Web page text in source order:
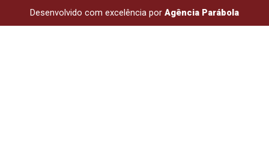
Desenvolvido com excelência por Agência Parábola